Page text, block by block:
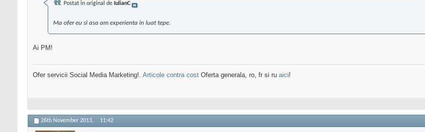
Postat în original de IulianC
Ma ofer eu si asa am experienta in luat tepe.
Ai PM!
Ofer servicii Social Media Marketing!. Articole contra cost Oferta generala, ro, fr si ru aici!
26th November 2013, 11:42